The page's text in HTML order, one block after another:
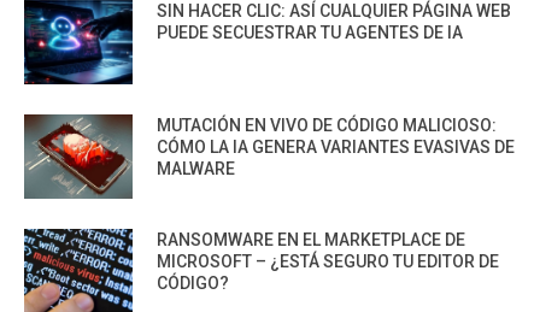
SIN HACER CLIC: ASÍ CUALQUIER PÁGINA WEB
PUEDE SECUESTRAR TU AGENTES DE IA
MUTACIÓN EN VIVO DE CÓDIGO MALICIOSO:
CÓMO LA IA GENERA VARIANTES EVASIVAS DE
MALWARE
RANSOMWARE EN EL MARKETPLACE DE
MICROSOFT – ¿ESTÁ SEGURO TU EDITOR DE
CÓDIGO?